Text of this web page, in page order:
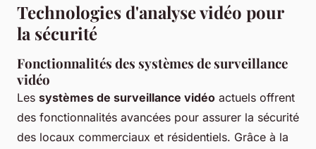
Technologies d'analyse vidéo pour
la sécurité
Fonctionnalités des systèmes de surveillance
vidéo
Les systèmes de surveillance vidéo actuels offrent
des fonctionnalités avancées pour assurer la sécurité
des locaux commerciaux et résidentiels. Grâce à la